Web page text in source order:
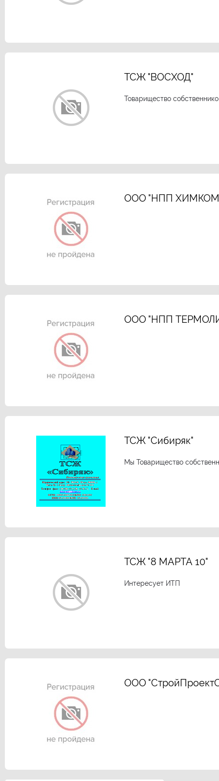
ТСЖ "ВОСХОД"
Товарищество
ООО "НПП
ООО "НПП
ТСЖ "Сибиряк"
Мы Товарищество
ТСЖ "8 МАРТА 10"
Интересует ИТП
ООО